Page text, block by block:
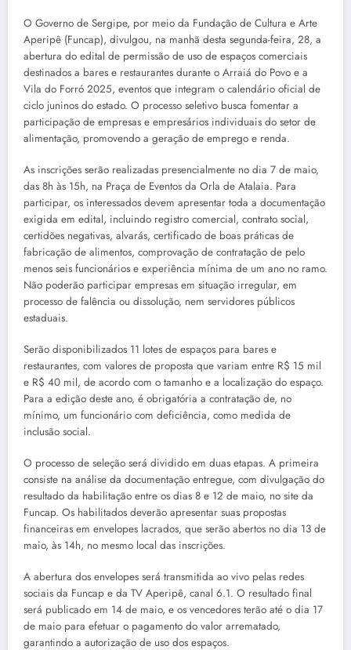
O Governo de Sergipe, por meio da Fundação de Cultura e Arte
Aperipê (Funcap), divulgou, na manhã desta segunda-feira, 28, a
abertura do edital de permissão de uso de espaços comerciais
destinados a bares e restaurantes durante o Arraiá do Povo e a
Vila do Forró 2025, eventos que integram o calendário oficial de
ciclo juninos do estado. O processo seletivo busca fomentar a
participação de empresas e empresários individuais do setor de
alimentação, promovendo a geração de emprego e renda.
As inscrições serão realizadas presencialmente no dia 7 de maio,
das 8h às 15h, na Praça de Eventos da Orla de Atalaia. Para
participar, os interessados devem apresentar toda a documentação
exigida em edital, incluindo registro comercial, contrato social,
certidões negativas, alvarás, certificado de boas práticas de
fabricação de alimentos, comprovação de contratação de pelo
menos seis funcionários e experiência mínima de um ano no ramo.
Não poderão participar empresas em situação irregular, em
processo de falência ou dissolução, nem servidores públicos
estaduais.
Serão disponibilizados 11 lotes de espaços para bares e
restaurantes, com valores de proposta que variam entre R$ 15 mil
e R$ 40 mil, de acordo com o tamanho e a localização do espaço.
Para a edição deste ano, é obrigatória a contratação de, no
mínimo, um funcionário com deficiência, como medida de
inclusão social.
O processo de seleção será dividido em duas etapas. A primeira
consiste na análise da documentação entregue, com divulgação do
resultado da habilitação entre os dias 8 e 12 de maio, no site da
Funcap. Os habilitados deverão apresentar suas propostas
financeiras em envelopes lacrados, que serão abertos no dia 13 de
maio, às 14h, no mesmo local das inscrições.
A abertura dos envelopes será transmitida ao vivo pelas redes
sociais da Funcap e da TV Aperipê, canal 6.1. O resultado final
será publicado em 14 de maio, e os vencedores terão até o dia 17
de maio para efetuar o pagamento do valor arrematado,
garantindo a autorização de uso dos espaços.